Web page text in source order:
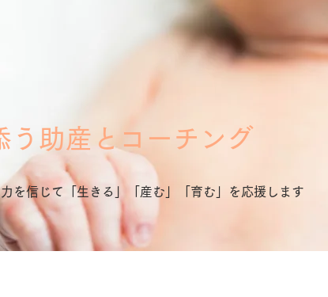
う助産とコーチング
を信じて「生きる」「産む」「育む」を応援します